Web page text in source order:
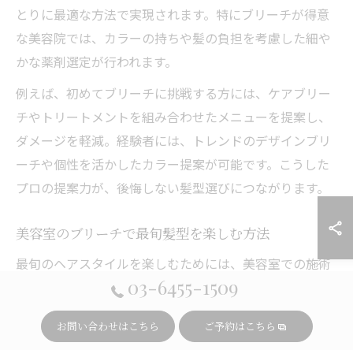
とりに最適な方法で実現されます。特にブリーチが得意
な美容院では、カラーの持ちや髪の負担を考慮した細や
かな薬剤選定が行われます。
例えば、初めてブリーチに挑戦する方には、ケアブリー
チやトリートメントを組み合わせたメニューを提案し、
ダメージを軽減。経験者には、トレンドのデザインブリ
ーチや個性を活かしたカラー提案が可能です。こうした
プロの提案力が、後悔しない髪型選びにつながります。
美容室のブリーチで最旬髪型を楽しむ方法
最旬のヘアスタイルを楽しむためには、美容室での施術
前後のケアが重要です。渋谷区の美容室では、ブリーチ
後の色持ちやダメージ対策として、トリートメントやホ
ームケアアドバイスを重視しています。施術直後だけで
03-6455-1509
お問い合わせはこちら ご予約はこちら